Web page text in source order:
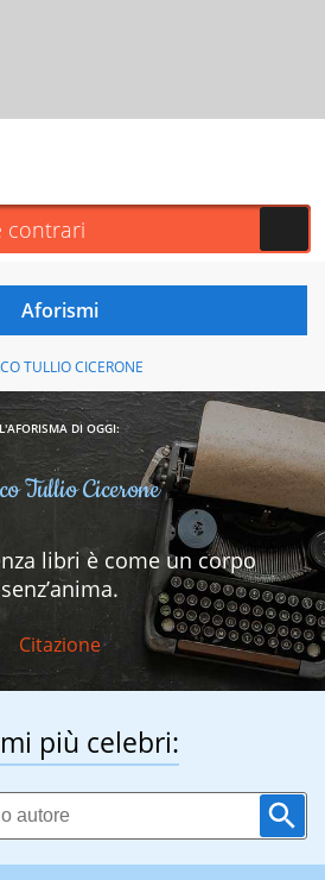
TULLIO CICERONE
L'AFORISMA DI OGGI:
Tullio Cicerone
libri è come un corpo
senz’anima.
Citazione
più celebri: